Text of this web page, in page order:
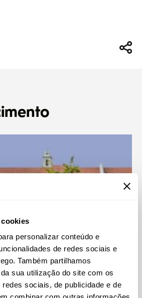
personalizar conteúdo e
de redes sociais e
Também partilhamos
sua utilização do site com os
sociais, de publicidade e de
Abreu